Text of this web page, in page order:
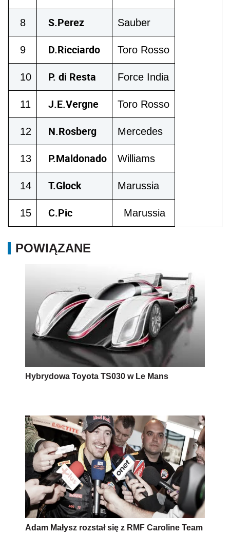
8 S.Perez Sauber
9 D.Ricciardo Toro Rosso
10 P. di Resta Force India
11 J.E.Vergne Toro Rosso
12 N.Rosberg Mercedes
13 P.Maldonado Williams
14 T.Glock Marussia
15 C.Pic Marussia
POWIĄZANE
Hybrydowa Toyota TS030 w Le Mans
Adam Małysz rozstał się z RMF Caroline Team